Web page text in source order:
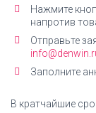
Нажмите
напротив
Отправьте
Заполните
В кратчайшие